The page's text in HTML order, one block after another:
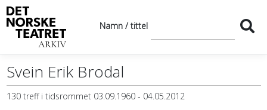
Namn / tittel
Svein Erik Brodal
130 treff i tidsrommet 03.09.1960 - 04.05.2012